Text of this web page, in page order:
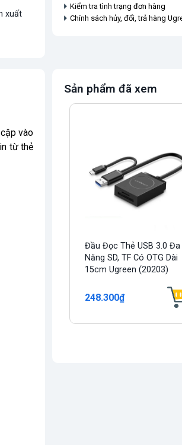
xuất
Kiểm tra tình trạng đơn hàng
Chính sách hủy, đổi, trả hàng
vào
từ thẻ
Sản phẩm đã xem
Đầu Đọc Thẻ USB 3.0 Đa
Năng SD, TF Có OTG Dài
15cm Ugreen (20203)
248.300₫